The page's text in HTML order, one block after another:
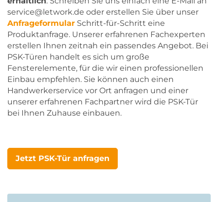
service@letwork.de oder erstellen Sie über unser
Anfrageformular Schritt-für-Schritt eine
Produktanfrage. Unserer erfahrenen Fachexperten
erstellen Ihnen zeitnah ein passendes Angebot. Bei
PSK-Türen handelt es sich um große
Fensterelemente, für die wir einen professionellen
Einbau empfehlen. Sie können auch einen
Handwerkerservice vor Ort anfragen und einer
unserer erfahrenen Fachpartner wird die PSK-Tür
bei Ihnen Zuhause einbauen.
Jetzt PSK-Tür anfragen